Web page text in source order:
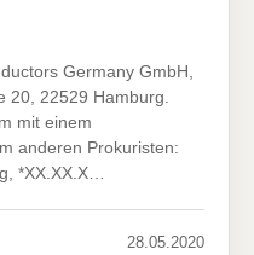
Germany GmbH,
20, 22529 Hamburg.
mit einem
anderen Prokuristen:
*XX.XX.X…
28.05.2020